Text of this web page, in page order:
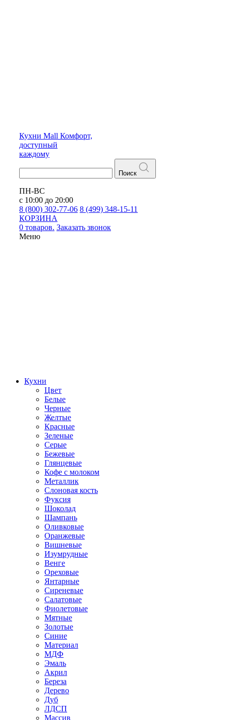
Кухни Mall Комфорт,
доступный
каждому
Поиск
ПН-ВС
с 10:00 до 20:00
8 (800) 302-77-06 8 (499) 348-15-11
КОРЗИНА
0 товаров. Заказать звонок
Меню
Кухни
Цвет
Белые
Черные
Желтые
Красные
Зеленые
Серые
Бежевые
Глянцевые
Кофе с молоком
Металлик
Слоновая кость
Фуксия
Шоколад
Шампань
Оливковые
Оранжевые
Вишневые
Изумрудные
Венге
Ореховые
Янтарные
Сиреневые
Салатовые
Фиолетовые
Мятные
Золотые
Синие
Материал
МДФ
Эмаль
Акрил
Береза
Дерево
Дуб
ЛДСП
Массив